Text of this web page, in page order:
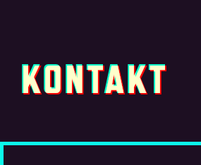
KONTAKT